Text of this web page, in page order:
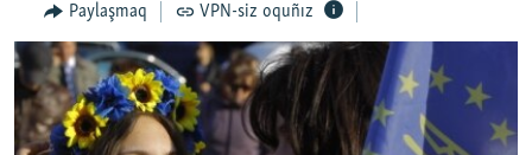
qaytmaq
MEDENİYET
İNSAN AQLARI
VİDEO
SÜRET
Paylaşmaq VPN-siz oquñız